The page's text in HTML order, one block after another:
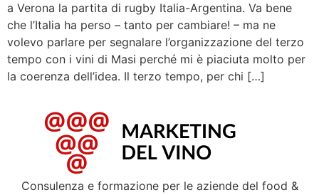
a Verona la partita di rugby Italia-Argentina. Va bene
che l’Italia ha perso – tanto per cambiare! – ma ne
volevo parlare per segnalare l’organizzazione del terzo
tempo con i vini di Masi perché mi è piaciuta molto per
la coerenza dell’idea. Il terzo tempo, per chi […]
Consulenza e formazione per le aziende del food &